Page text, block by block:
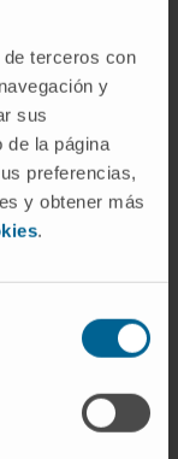
terceros con
y
sus
de la página
preferencias,
y obtener más
.
en
y de
de
tipo de